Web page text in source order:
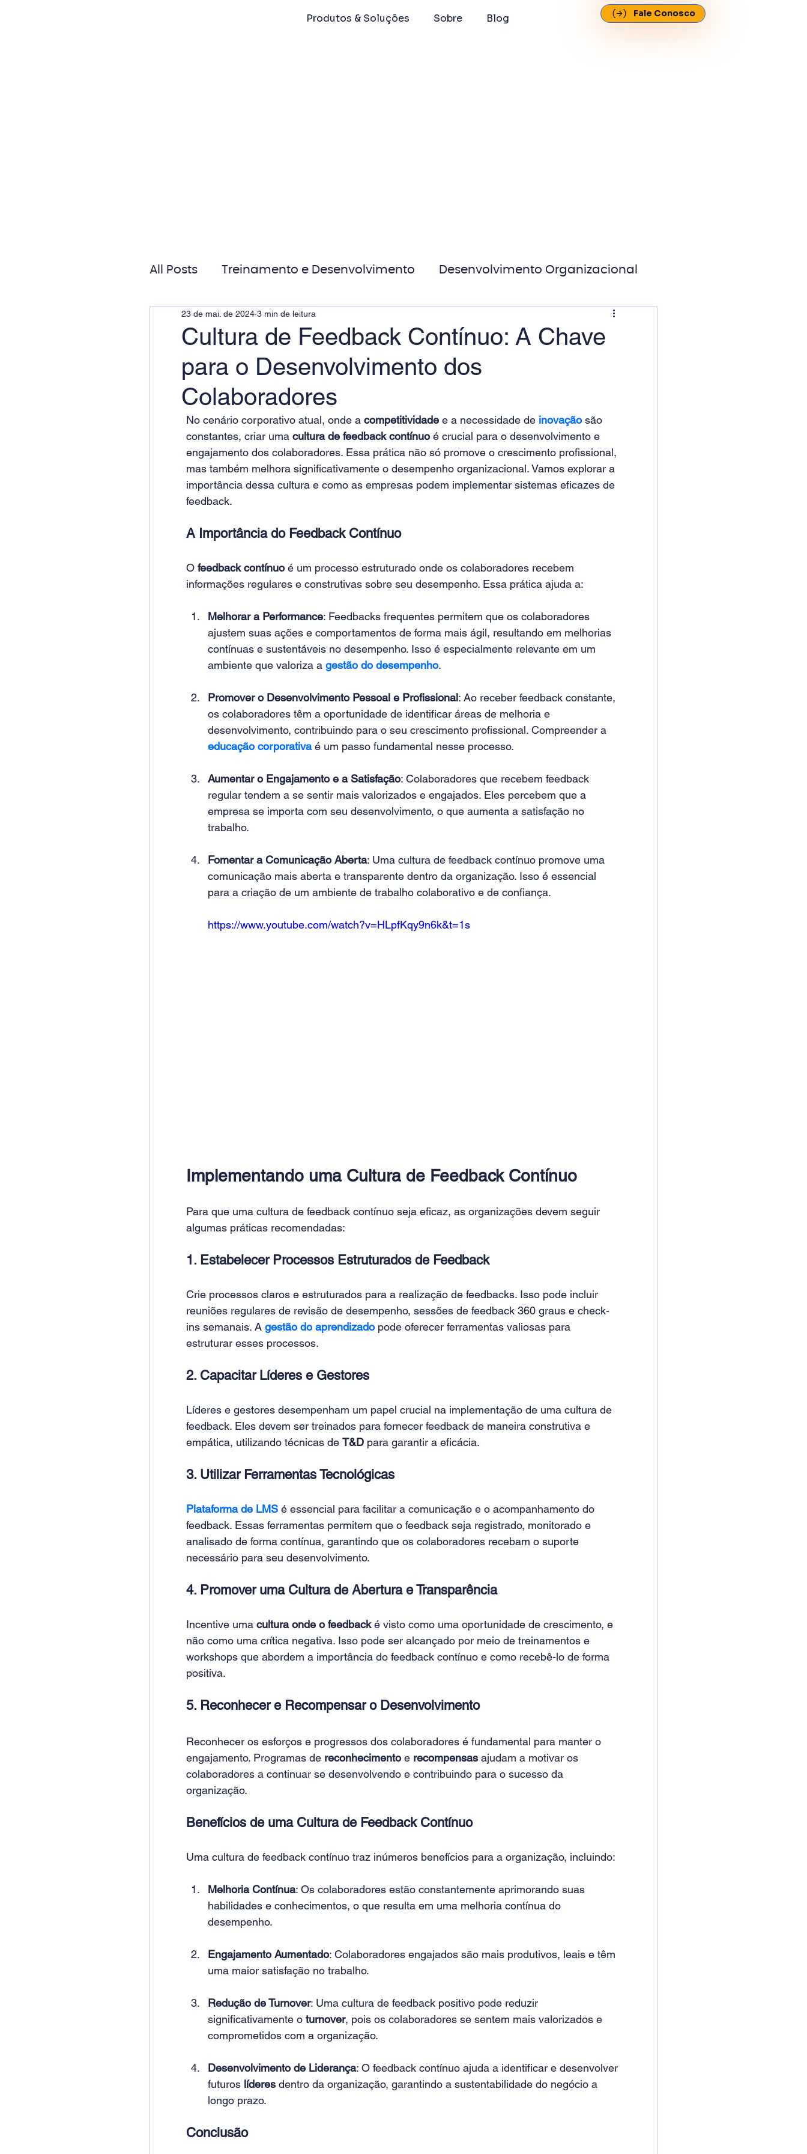
Produtos & Soluções Sobre Blog Fale Conosco
All Posts Treinamento e Desenvolvimento Desenvolvimento Organizacional
Gestão de Pessoas MicroPower Corporativo
Responsabilidade Social
Cultura de Feedback Contínuo: A Chave
para o Desenvolvimento dos
Colaboradores
23 de mai. de 2024 3 min de leitura
No cenário corporativo atual, onde a competitividade e a necessidade de inovação são
constantes, criar uma cultura de feedback contínuo é crucial para o desenvolvimento e
engajamento dos colaboradores. Essa prática não só promove o crescimento profissional,
mas também melhora significativamente o desempenho organizacional. Vamos explorar a
importância dessa cultura e como as empresas podem implementar sistemas eficazes de
feedback.
A Importância do Feedback Contínuo
O feedback contínuo é um processo estruturado onde os colaboradores recebem
informações regulares e construtivas sobre seu desempenho. Essa prática ajuda a:
Melhorar a Performance: Feedbacks frequentes permitem que os colaboradores
ajustem suas ações e comportamentos de forma mais ágil, resultando em melhorias
contínuas e sustentáveis no desempenho. Isso é especialmente relevante em um
ambiente que valoriza a gestão do desempenho.
Promover o Desenvolvimento Pessoal e Profissional: Ao receber feedback constante,
os colaboradores têm a oportunidade de identificar áreas de melhoria e
desenvolvimento, contribuindo para o seu crescimento profissional. Compreender a
educação corporativa é um passo fundamental nesse processo.
Aumentar o Engajamento e a Satisfação: Colaboradores que recebem feedback
regular tendem a se sentir mais valorizados e engajados. Eles percebem que a
empresa se importa com seu desenvolvimento, o que aumenta a satisfação no
trabalho.
Fomentar a Comunicação Aberta: Uma cultura de feedback contínuo promove uma
comunicação mais aberta e transparente dentro da organização. Isso é essencial
para a criação de um ambiente de trabalho colaborativo e de confiança.
https://www.youtube.com/watch?v=HLpfKqy9n6k&t=1s
Implementando uma Cultura de Feedback Contínuo
Para que uma cultura de feedback contínuo seja eficaz, as organizações devem seguir
algumas práticas recomendadas:
1. Estabelecer Processos Estruturados de Feedback
Crie processos claros e estruturados para a realização de feedbacks. Isso pode incluir
reuniões regulares de revisão de desempenho, sessões de feedback 360 graus e check-
ins semanais. A gestão do aprendizado pode oferecer ferramentas valiosas para
estruturar esses processos.
2. Capacitar Líderes e Gestores
Líderes e gestores desempenham um papel crucial na implementação de uma cultura de
feedback. Eles devem ser treinados para fornecer feedback de maneira construtiva e
empática, utilizando técnicas de T&D para garantir a eficácia.
3. Utilizar Ferramentas Tecnológicas
Plataforma de LMS é essencial para facilitar a comunicação e o acompanhamento do
feedback. Essas ferramentas permitem que o feedback seja registrado, monitorado e
analisado de forma contínua, garantindo que os colaboradores recebam o suporte
necessário para seu desenvolvimento.
4. Promover uma Cultura de Abertura e Transparência
Incentive uma cultura onde o feedback é visto como uma oportunidade de crescimento, e
não como uma crítica negativa. Isso pode ser alcançado por meio de treinamentos e
workshops que abordem a importância do feedback contínuo e como recebê-lo de forma
positiva.
5. Reconhecer e Recompensar o Desenvolvimento
Reconhecer os esforços e progressos dos colaboradores é fundamental para manter o
engajamento. Programas de reconhecimento e recompensas ajudam a motivar os
colaboradores a continuar se desenvolvendo e contribuindo para o sucesso da
organização.
Benefícios de uma Cultura de Feedback Contínuo
Uma cultura de feedback contínuo traz inúmeros benefícios para a organização, incluindo:
Melhoria Contínua: Os colaboradores estão constantemente aprimorando suas
habilidades e conhecimentos, o que resulta em uma melhoria contínua do
desempenho.
Engajamento Aumentado: Colaboradores engajados são mais produtivos, leais e têm
uma maior satisfação no trabalho.
Redução de Turnover: Uma cultura de feedback positivo pode reduzir
significativamente o turnover, pois os colaboradores se sentem mais valorizados e
comprometidos com a organização.
Desenvolvimento de Liderança: O feedback contínuo ajuda a identificar e desenvolver
futuros líderes dentro da organização, garantindo a sustentabilidade do negócio a
longo prazo.
Conclusão